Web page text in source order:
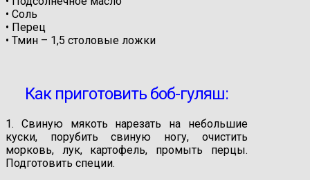
• Соль
• Перец
• Тмин – 1,5 столовые ложки
Как приготовить боб-гуляш:
1. Свиную мякоть нарезать на небольшие
куски, порубить свиную ногу, очистить
морковь, лук, картофель, промыть перцы.
Подготовить специи.